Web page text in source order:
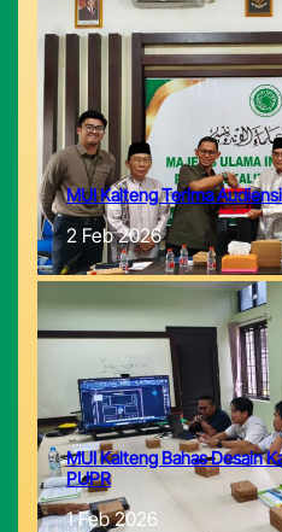
MUI Kalteng Terima
2 Feb 2026
MUI Kalteng Bahas Desain
PUPR
1 Feb 2026